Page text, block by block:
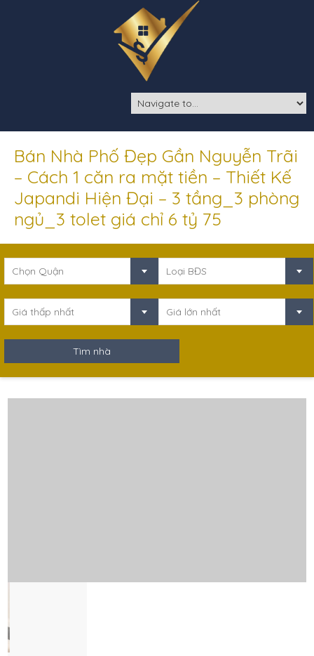
Bán Nhà Phố Đẹp Gần Nguyễn Trãi
– Cách 1 căn ra mặt tiền – Thiết Kế
Japandi Hiện Đại – 3 tầng_3 phòng
ngủ_3 tolet giá chỉ 6 tỷ 75
Chọn Quận Loại BĐS
Giá thấp nhất Giá lớn nhất